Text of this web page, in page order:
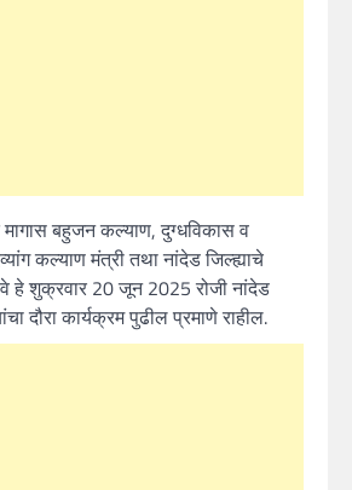
मागास बहुजन कल्याण, दुग्धविकास व
कल्याण मंत्री तथा नांदेड जिल्ह्याचे
हे शुक्रवार 20 जून 2025 रोजी नांदेड
दौरा कार्यक्रम पुढील प्रमाणे राहील.